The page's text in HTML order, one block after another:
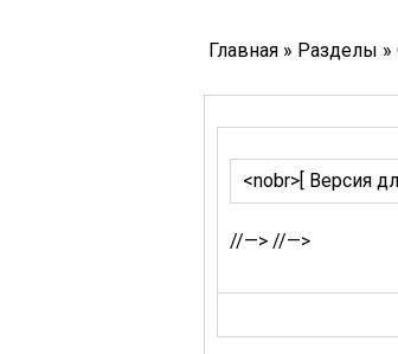
Главная » Разделы
<nobr>[ Версия
//—> //—>